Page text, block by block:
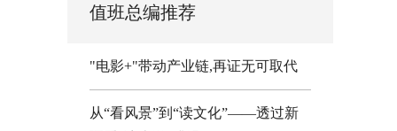
值班总编推荐
"电影+"带动产业链,再证无可取代
从“看风景”到“读文化”——透过新